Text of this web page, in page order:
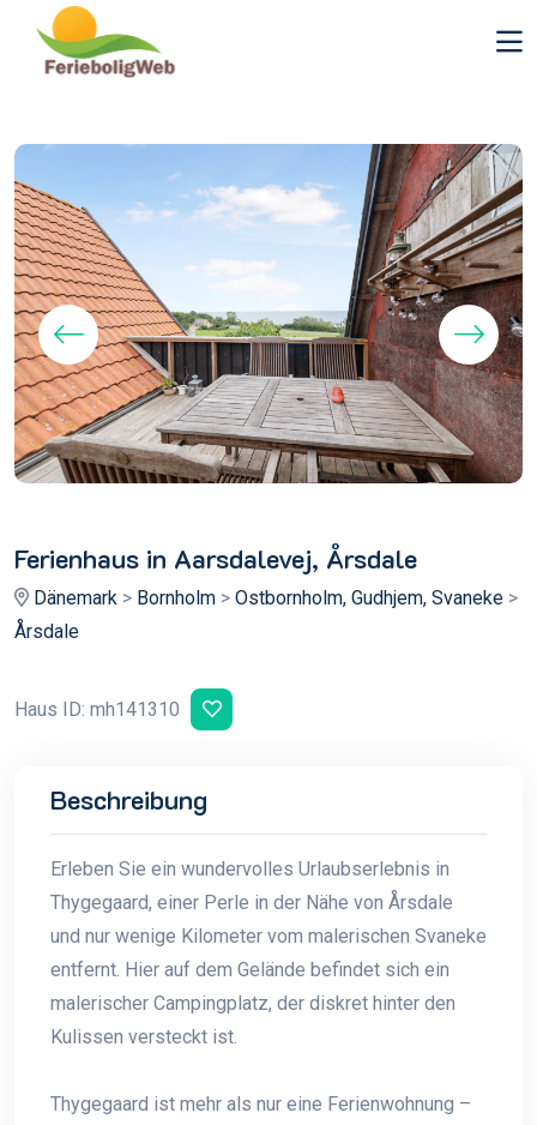
Ferienhaus in Aarsdalevej, Årsdale
Dänemark > Bornholm > Ostbornholm, Gudhjem, Svaneke >
Årsdale
Haus ID: mh141310
Beschreibung
Erleben Sie ein wundervolles Urlaubserlebnis in
Thygegaard, einer Perle in der Nähe von Årsdale
und nur wenige Kilometer vom malerischen Svaneke
entfernt. Hier auf dem Gelände befindet sich ein
malerischer Campingplatz, der diskret hinter den
Kulissen versteckt ist.
Thygegaard ist mehr als nur eine Ferienwohnung –